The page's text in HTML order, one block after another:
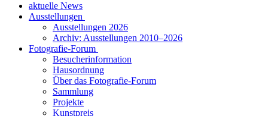
aktuelle News
Ausstellungen
Ausstellungen 2026
Archiv: Ausstellungen 2010–2026
Fotografie-Forum
Besucherinformation
Hausordnung
Über das Fotografie-Forum
Sammlung
Projekte
Kunstpreis